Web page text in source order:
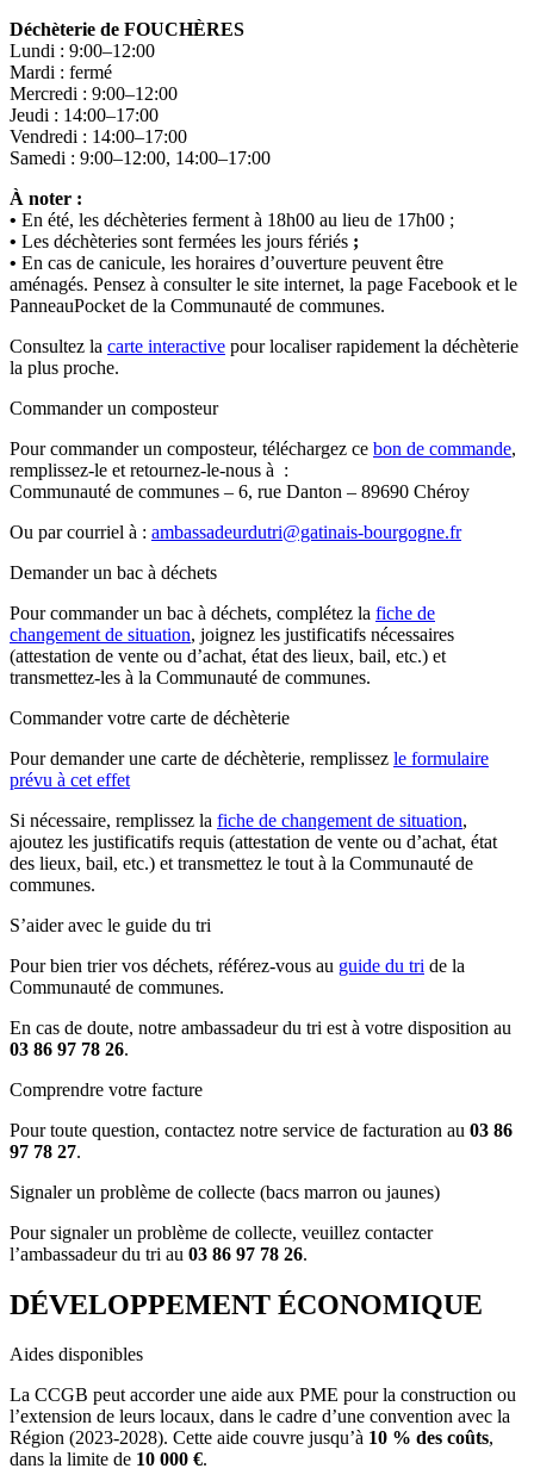
Déchèterie de FOUCHÈRES
Lundi : 9:00–12:00
Mardi : fermé
Mercredi : 9:00–12:00
Jeudi : 14:00–17:00
Vendredi : 14:00–17:00
Samedi : 9:00–12:00, 14:00–17:00
À noter :
• En été, les déchèteries ferment à 18h00 au lieu de 17h00 ;
• Les déchèteries sont fermées les jours fériés ;
• En cas de canicule, les horaires d’ouverture peuvent être
aménagés. Pensez à consulter le site internet, la page Facebook et le
PanneauPocket de la Communauté de communes.
Consultez la carte interactive pour localiser rapidement la déchèterie
la plus proche.
Commander un composteur
Pour commander un composteur, téléchargez ce bon de commande,
remplissez-le et retournez-le-nous à :
Communauté de communes – 6, rue Danton – 89690 Chéroy
Ou par courriel à : ambassadeurdutri@gatinais-bourgogne.fr
Demander un bac à déchets
Pour commander un bac à déchets, complétez la fiche de
changement de situation, joignez les justificatifs nécessaires
(attestation de vente ou d’achat, état des lieux, bail, etc.) et
transmettez-les à la Communauté de communes.
Commander votre carte de déchèterie
Pour demander une carte de déchèterie, remplissez le formulaire
prévu à cet effet
Si nécessaire, remplissez la fiche de changement de situation,
ajoutez les justificatifs requis (attestation de vente ou d’achat, état
des lieux, bail, etc.) et transmettez le tout à la Communauté de
communes.
S’aider avec le guide du tri
Pour bien trier vos déchets, référez-vous au guide du tri de la
Communauté de communes.
En cas de doute, notre ambassadeur du tri est à votre disposition au
03 86 97 78 26.
Comprendre votre facture
Pour toute question, contactez notre service de facturation au 03 86
97 78 27.
Signaler un problème de collecte (bacs marron ou jaunes)
Pour signaler un problème de collecte, veuillez contacter
l’ambassadeur du tri au 03 86 97 78 26.
DÉVELOPPEMENT ÉCONOMIQUE
Aides disponibles
La CCGB peut accorder une aide aux PME pour la construction ou
l’extension de leurs locaux, dans le cadre d’une convention avec la
Région (2023-2028). Cette aide couvre jusqu’à 10 % des coûts,
dans la limite de 10 000 €.